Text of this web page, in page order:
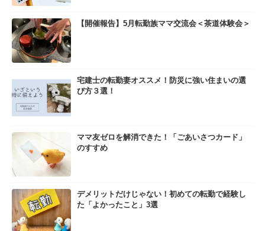
【開催報告】5月転勤族ママ交流会＜茶道体験会＞
宅建士の転勤妻オススメ！防災に強い住まいの選
び方３選！
ママ友ゼロを解消できた！「ごあいさつカード」
のすすめ
デメリットだけじゃない！初めての転勤で経験し
た「よかったこと」3選